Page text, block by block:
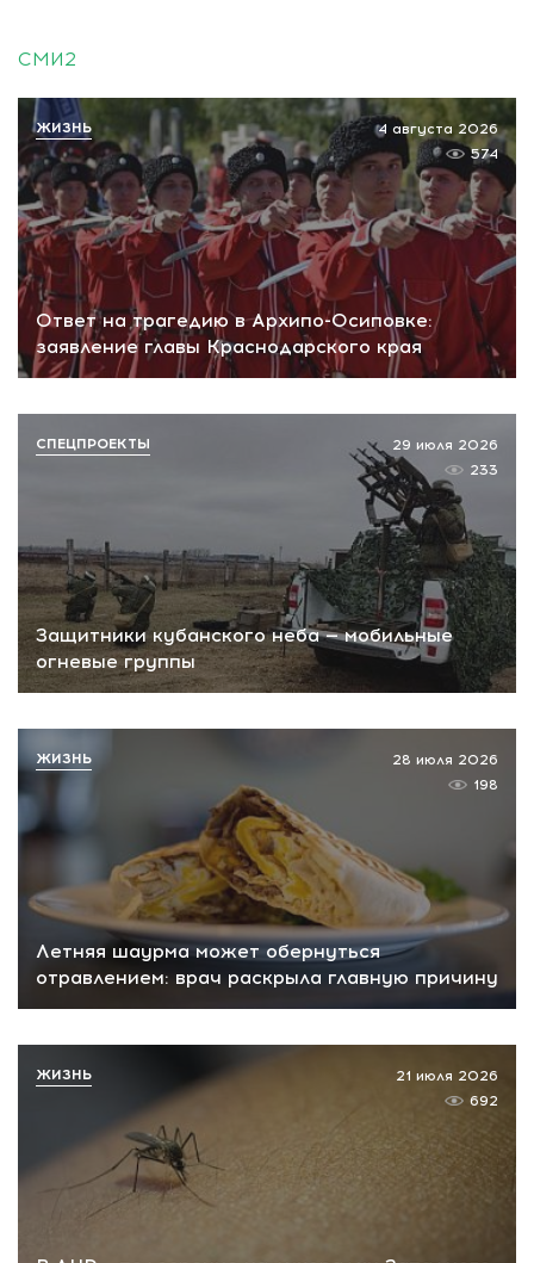
СМИ2
Ответ на трагедию в Архипо-Осиповке:
заявление главы Краснодарского края
4 августа 2026
574
ЖИЗНЬ
Защитники кубанского неба — мобильные
огневые группы
29 июля 2026
233
СПЕЦПРОЕКТЫ
Летняя шаурма может обернуться
отравлением: врач раскрыла главную причину
28 июля 2026
198
ЖИЗНЬ
21 июля 2026
692
ЖИЗНЬ